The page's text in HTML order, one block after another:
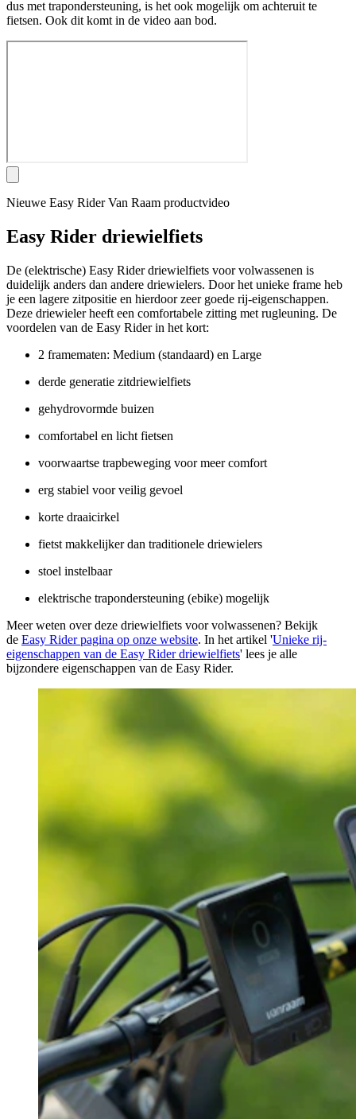
dus met trapondersteuning, is het ook mogelijk om achteruit te
fietsen. Ook dit komt in de video aan bod.
Nieuwe Easy Rider Van Raam productvideo
Easy Rider driewielfiets
De (elektrische) Easy Rider driewielfiets voor volwassenen is
duidelijk anders dan andere driewielers. Door het unieke frame heb
je een lagere zitpositie en hierdoor zeer goede rij-eigenschappen.
Deze driewieler heeft een comfortabele zitting met rugleuning. De
voordelen van de Easy Rider in het kort:
2 framematen: Medium (standaard) en Large
derde generatie zitdriewielfiets
gehydrovormde buizen
comfortabel en licht fietsen
voorwaartse trapbeweging voor meer comfort
erg stabiel voor veilig gevoel
korte draaicirkel
fietst makkelijker dan traditionele driewielers
stoel instelbaar
elektrische trapondersteuning (ebike) mogelijk
Meer weten over deze driewielfiets voor volwassenen? Bekijk
de Easy Rider pagina op onze website. In het artikel 'Unieke rij-
eigenschappen van de Easy Rider driewielfiets' lees je alle
bijzondere eigenschappen van de Easy Rider.